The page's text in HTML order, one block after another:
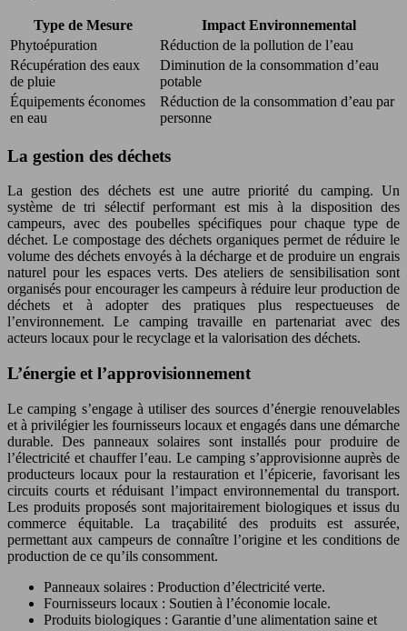
Type de Mesure
Impact Environnemental
Phytoépuration
Réduction de la pollution de l’eau
Récupération des eaux
de pluie
Diminution de la consommation d’eau
potable
Équipements économes
en eau
Réduction de la consommation d’eau par
personne
La gestion des déchets
La gestion des déchets est une autre priorité du camping. Un
système de tri sélectif performant est mis à la disposition des
campeurs, avec des poubelles spécifiques pour chaque type de
déchet. Le compostage des déchets organiques permet de réduire le
volume des déchets envoyés à la décharge et de produire un engrais
naturel pour les espaces verts. Des ateliers de sensibilisation sont
organisés pour encourager les campeurs à réduire leur production de
déchets et à adopter des pratiques plus respectueuses de
l’environnement. Le camping travaille en partenariat avec des
acteurs locaux pour le recyclage et la valorisation des déchets.
L’énergie et l’approvisionnement
Le camping s’engage à utiliser des sources d’énergie renouvelables
et à privilégier les fournisseurs locaux et engagés dans une démarche
durable. Des panneaux solaires sont installés pour produire de
l’électricité et chauffer l’eau. Le camping s’approvisionne auprès de
producteurs locaux pour la restauration et l’épicerie, favorisant les
circuits courts et réduisant l’impact environnemental du transport.
Les produits proposés sont majoritairement biologiques et issus du
commerce équitable. La traçabilité des produits est assurée,
permettant aux campeurs de connaître l’origine et les conditions de
production de ce qu’ils consomment.
Panneaux solaires : Production d’électricité verte.
Fournisseurs locaux : Soutien à l’économie locale.
Produits biologiques : Garantie d’une alimentation saine et